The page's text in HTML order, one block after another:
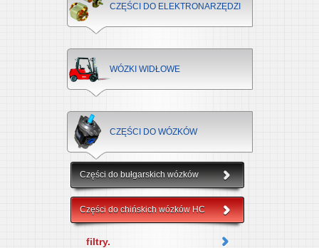
CZĘŚCI DO ELEKTRONARZĘDZI
WÓZKI WIDŁOWE
CZĘŚCI DO WÓZKÓW
Części do bułgarskich wózków
Części do chińskich wózków HC
filtry.